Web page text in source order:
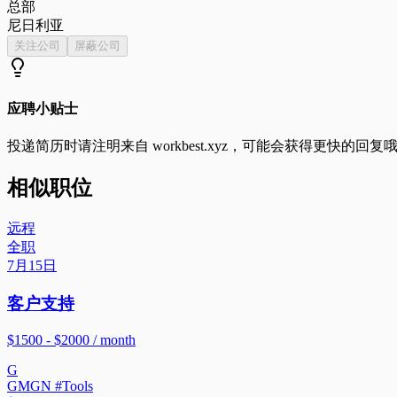
总部
尼日利亚
关注公司 屏蔽公司
应聘小贴士
投递简历时请注明来自 workbest.xyz ，可能会获得更快的回复
相似职位
远程
全职
7月15日
客户支持
$1500 - $2000 / month
G
GMGN #Tools